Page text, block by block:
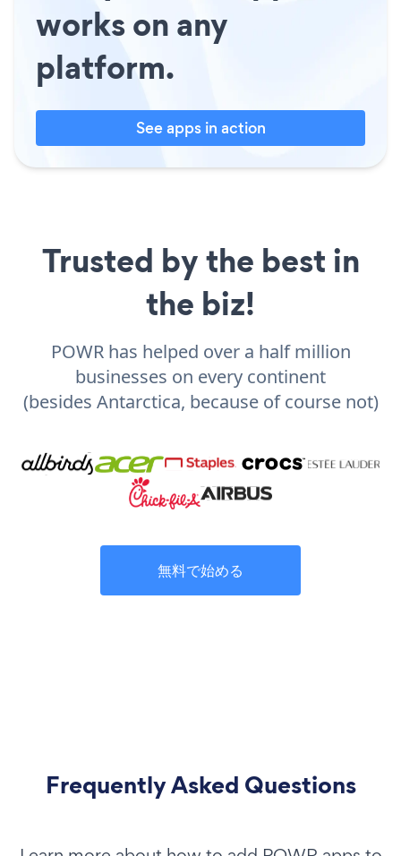
works on any
platform.
See apps in action
Trusted by the best in
the biz!
POWR has helped over a half million
businesses on every continent
(besides Antarctica, because of course not)
無料で始める
Frequently Asked Questions